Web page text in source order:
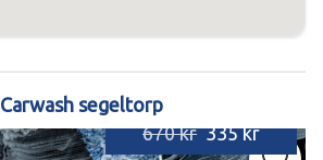
Carwash segeltorp
670 kr 335 kr